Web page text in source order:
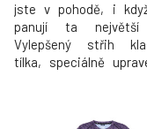
jste v pohodě, i
panují ta největší
Vylepšený střih
tílka, speciálně